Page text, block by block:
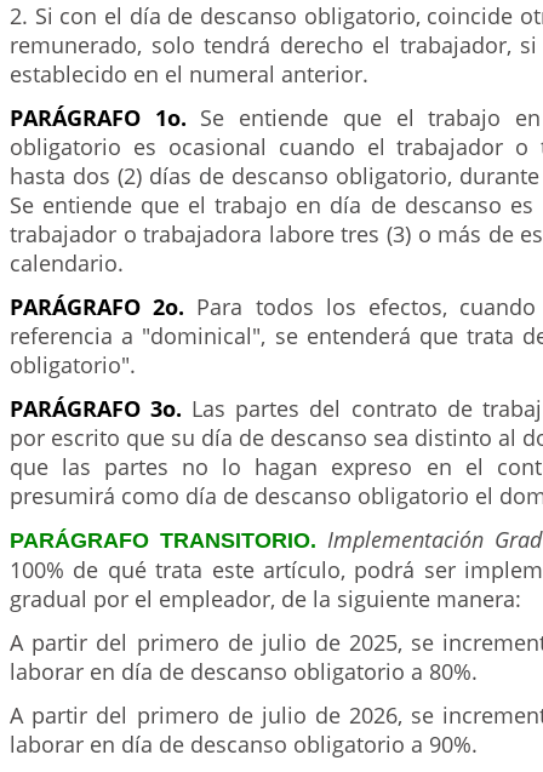
2. Si con el día de descanso obligatorio, coincide
remunerado, solo tendrá derecho el trabajador,
establecido en el numeral anterior.
PARÁGRAFO 1o. Se entiende que el trabajo
obligatorio es ocasional cuando el trabajador o
hasta dos (2) días de descanso obligatorio,
Se entiende que el trabajo en día de descanso
trabajador o trabajadora labore tres (3) o más de
calendario.
PARÁGRAFO 2o. Para todos los efectos,
referencia a "dominical", se entenderá que trata
obligatorio".
PARÁGRAFO 3o. Las partes del contrato de
por escrito que su día de descanso sea distinto al
que las partes no lo hagan expreso en el
presumirá como día de descanso obligatorio el
PARÁGRAFO TRANSITORIO. Implementación
100% de qué trata este artículo, podrá ser
gradual por el empleador, de la siguiente manera:
A partir del primero de julio de 2025, se
laborar en día de descanso obligatorio a 80%.
A partir del primero de julio de 2026, se
laborar en día de descanso obligatorio a 90%.